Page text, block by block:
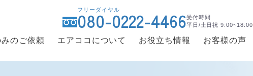
フリーダイヤル
080-0222-4466受付時間
平日/土日祝 9:00~18:00
のご依頼 エアココについて お役立ち情報 お客様の声